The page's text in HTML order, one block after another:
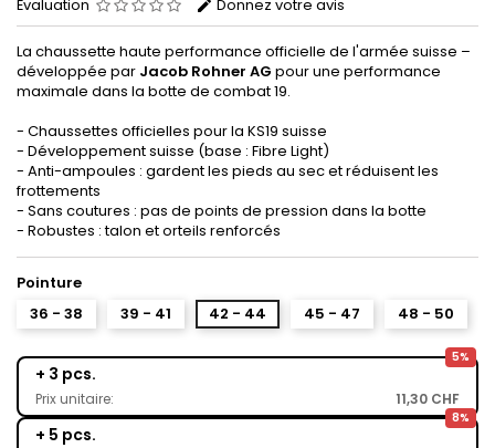
Évaluation Donnez votre avis
La chaussette haute performance officielle de l'armée suisse –
développée par Jacob Rohner AG pour une performance
maximale dans la botte de combat 19.
- Chaussettes officielles pour la KS19 suisse
- Développement suisse (base : Fibre Light)
- Anti-ampoules : gardent les pieds au sec et réduisent les
frottements
- Sans coutures : pas de points de pression dans la botte
- Robustes : talon et orteils renforcés
Pointure
36 - 38
39 - 41 42 - 44 45 - 47 48 - 50
5%
+ 3 pcs.
Prix unitaire: 11,30 CHF
8%
+ 5 pcs.